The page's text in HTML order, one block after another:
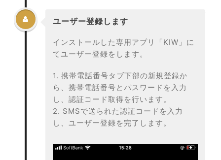
 ユーザー登録します
インストールした専用アプリ「KIW」に
てユーザー登録をします。
1. 携帯電話番号タブ下部の新規登録か
ら、携帯電話番号とパスワードを入力
し、認証コード取得を行います。
2. SMSで送られた認証コードを入力
し、ユーザー登録を完了します。